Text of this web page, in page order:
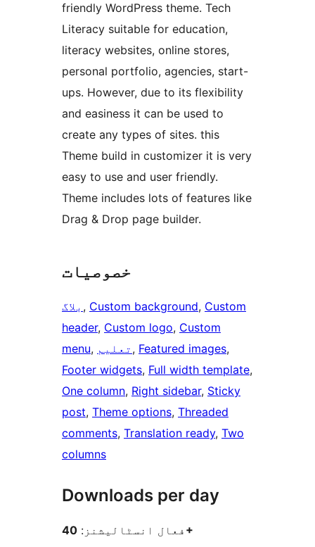
friendly WordPress theme. Tech
Literacy suitable for education,
literacy websites, online stores,
personal portfolio, agencies, start-
ups. However, due to its flexibility
and easiness it can be used to
create any types of sites. this
Theme build in customizer it is very
easy to use and user friendly.
Theme includes lots of features like
Drag & Drop page builder.
خصوصیات
بلاگ , Custom background, Custom
header, Custom logo, Custom
menu, تعلیم , Featured images
Footer widgets, Full width template
One column, Right sidebar, Sticky
post, Theme options, Threaded
comments, Translation ready, Two
columns
Downloads per day
فعال انسٹالیشنز: 40+